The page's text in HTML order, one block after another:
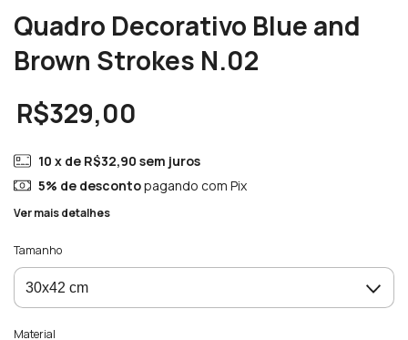
Quadro Decorativo Blue and
Brown Strokes N.02
R$329,00
10 x de R$32,90 sem juros
5% de descontopagando com Pix
Ver mais detalhes
Tamanho
Material